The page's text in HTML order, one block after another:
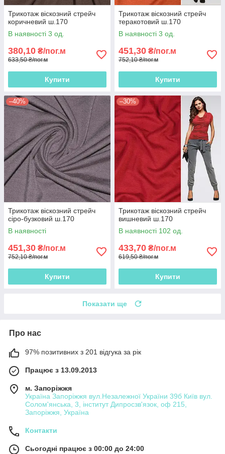
Трикотаж віскозний стрейч
коричневий ш.170
В наявності 3 од.
380,10 ₴/пог.м
633,50 ₴/пог.м
Купити
Трикотаж віскозний стрейч
теракотовий ш.170
В наявності 3 од.
451,30 ₴/пог.м
752,10 ₴/пог.м
Купити
–40%
Трикотаж віскозний стрейч
сіро-бузковий ш.170
В наявності
451,30 ₴/пог.м
752,10 ₴/пог.м
Купити
–30%
Трикотаж віскозний стрейч
вишневий ш.170
В наявності 102 од.
433,70 ₴/пог.м
619,50 ₴/пог.м
Купити
Показати ще
Про нас
97% позитивних з 201 відгука за рік
Працює з 13.09.2013
м. Запоріжжя
Україна Запоріжжя вул.Незалежної України 39б Київ вул.
Солом'янська, 3, інститут Дипросзв'язок, оф 215,
Запоріжжя, Україна
Контакти
Сьогодні працює з 00:00 до 24:00